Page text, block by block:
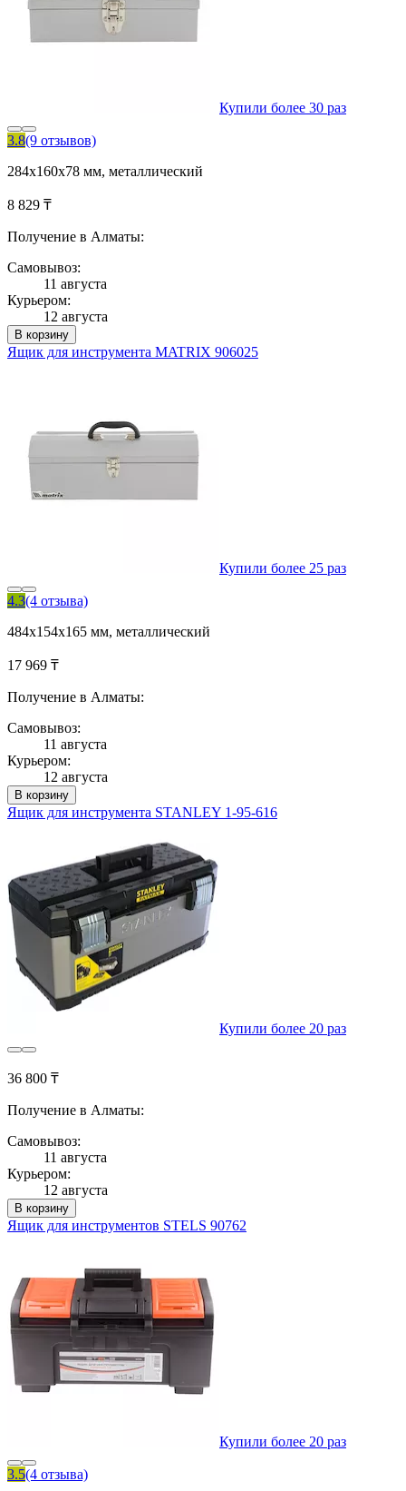
Купили более 30 раз
3.8(9 отзывов)
284х160х78 мм, металлический
8 829 ₸
Получение в Алматы:
Самовывоз:
11 августа
Курьером:
12 августа
В корзину
Ящик для инструмента MATRIX 906025
Купили более 25 раз
4.3(4 отзыва)
484х154х165 мм, металлический
17 969 ₸
Получение в Алматы:
Самовывоз:
11 августа
Курьером:
12 августа
В корзину
Ящик для инструмента STANLEY 1-95-616
Купили более 20 раз
36 800 ₸
Получение в Алматы:
Самовывоз:
11 августа
Курьером:
12 августа
В корзину
Ящик для инструментов STELS 90762
Купили более 20 раз
3.5(4 отзыва)